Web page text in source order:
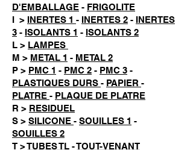
D'EMBALLAGE - FRIGOLITE
I > INERTES 1 - INERTES 2 - INERTES
3 - ISOLANTS 1 - ISOLANTS 2
L > LAMPES
M > METAL 1 - METAL 2
P > PMC 1 - PMC 2 - PMC 3 -
PLASTIQUES DURS - PAPIER -
PLATRE - PLAQUE DE PLATRE
R > RESIDUEL
S > SILICONE - SOUILLES 1 -
SOUILLES 2
T >TUBES TL -TOUT-VENANT